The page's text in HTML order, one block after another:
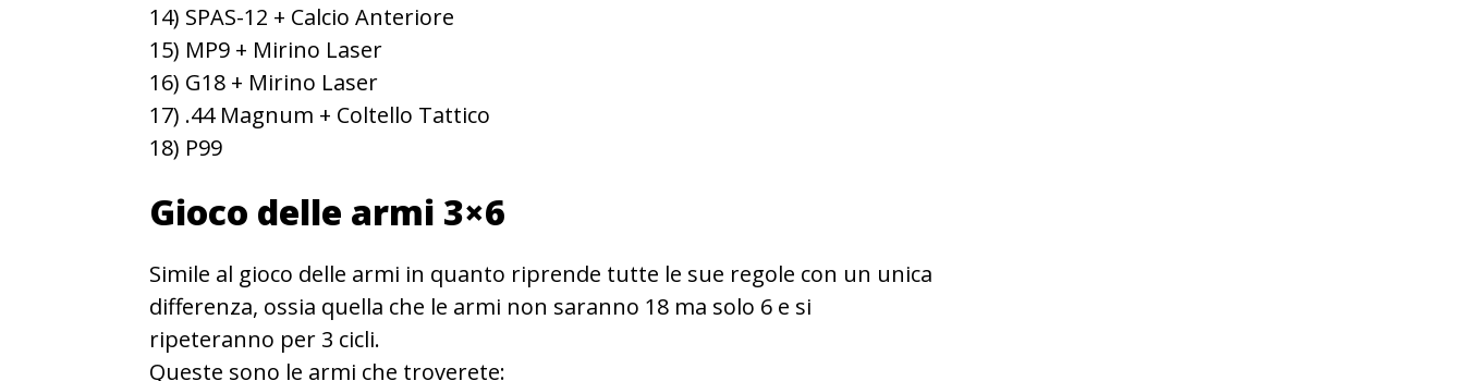
14) SPAS-12 + Calcio Anteriore
15) MP9 + Mirino Laser
16) G18 + Mirino Laser
17) .44 Magnum + Coltello Tattico
18) P99
Gioco delle armi 3×6
Simile al gioco delle armi in quanto riprende tutte le sue regole con un unica
differenza, ossia quella che le armi non saranno 18 ma solo 6 e si
ripeteranno per 3 cicli.
Queste sono le armi che troverete: